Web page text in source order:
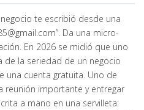
te escribió desde una
Da una micro-
En 2026 se midió que uno
de la seriedad de un negocio
una cuenta gratuita. Uno de
reunión importante y entregar
a mano en una servilleta: